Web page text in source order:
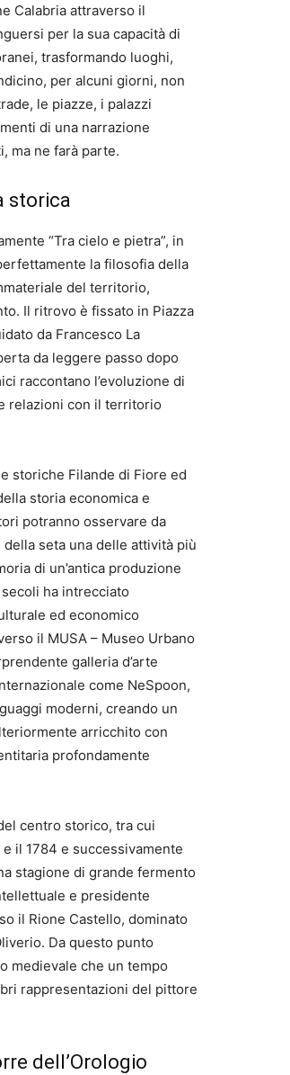
Calabria attraverso il
per la sua capacità di
trasformando luoghi,
per alcuni giorni, non
le piazze, i palazzi
di una narrazione
ma ne farà parte.
storica
“Tra cielo e pietra”, in
la filosofia della
del territorio,
Il ritrovo è fissato in Piazza
da Francesco La
da leggere passo dopo
raccontano l’evoluzione di
relazioni con il territorio
storiche Filande di Fiore ed
storia economica e
potranno osservare da
seta una delle attività più
di un’antica produzione
ha intrecciato
ed economico
il MUSA – Museo Urbano
galleria d’arte
come NeSpoon,
moderni, creando un
arricchito con
profondamente
centro storico, tra cui
il 1784 e successivamente
stagione di grande fermento
e presidente
il Rione Castello, dominato
Da questo punto
medievale che un tempo
rappresentazioni del pittore
dell’Orologio